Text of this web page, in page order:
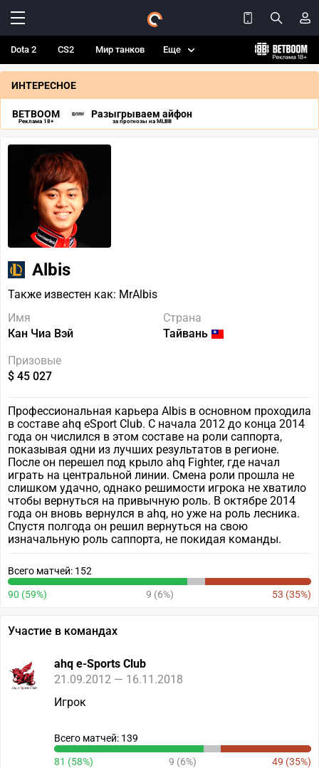
Dota 2 CS2 Мир танков Еще
ИНТЕРЕСНОЕ
BETBOOM
Реклама 18+
Разыгрываем айфон
за прогнозы на MLBB
Albis
Также известен как: MrAlbis
Имя
Кан Чиа Вэй
Страна
Тайвань
Призовые
$ 45 027
Профессиональная карьера Albis в основном проходила
в составе ahq eSport Club. С начала 2012 до конца 2014
года он числился в этом составе на роли саппорта,
показывая одни из лучших результатов в регионе.
После он перешел под крыло ahq Fighter, где начал
играть на центральной линии. Смена роли прошла не
слишком удачно, однако решимости игрока не хватило
чтобы вернуться на привычную роль. В октябре 2014
года он вновь вернулся в ahq, но уже на роль лесника.
Спустя полгода он решил вернуться на свою
изначальную роль саппорта, не покидая команды.
Всего матчей: 152
90 (59%) 9 (6%) 53 (35%)
Участие в командах
ahq e-Sports Club
21.09.2012 — 16.11.2018
Игрок
Всего матчей: 139
81 (58%) 9 (6%) 49 (35%)